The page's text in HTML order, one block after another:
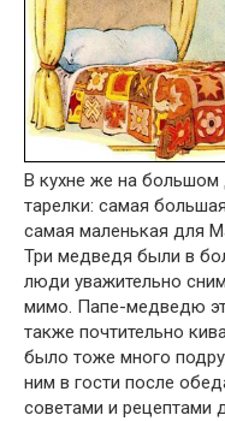
В кухне же на большом
тарелки: самая
самая маленькая для
Три медведя были в
люди уважительно
мимо. Папе-медведю
также почтительно
было тоже много
ним в гости после
советами и рецептами